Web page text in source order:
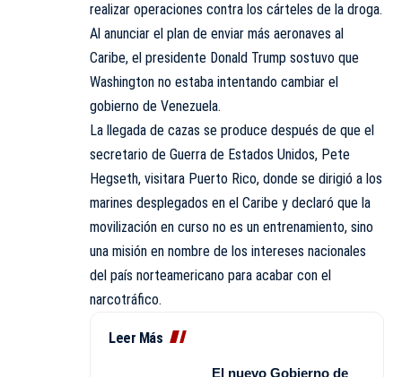
realizar operaciones contra los cárteles de la droga.
Al anunciar el plan de enviar más aeronaves al
Caribe, el presidente Donald Trump sostuvo que
Washington no estaba intentando cambiar el
gobierno de Venezuela.
La llegada de cazas se produce después de que el
secretario de Guerra de Estados Unidos, Pete
Hegseth, visitara Puerto Rico, donde se dirigió a los
marines desplegados en el Caribe y declaró que la
movilización en curso no es un entrenamiento, sino
una misión en nombre de los intereses nacionales
del país norteamericano para acabar con el
narcotráfico.
Leer Más
El nuevo Gobierno de